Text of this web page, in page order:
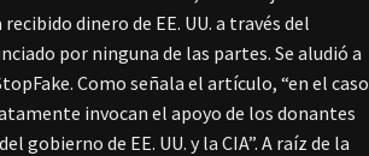
dinero de EE. UU. a través del
por ninguna de las partes. Se aludió a
Como señala el artículo, “en el caso
invocan el apoyo de los donantes
de EE. UU. y la CIA”. A raíz de la